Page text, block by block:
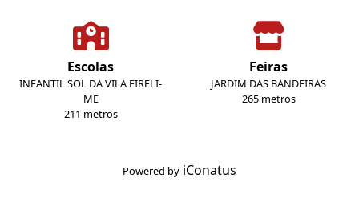
Escolas
INFANTIL SOL DA VILA EIRELI-
ME
211 metros
Feiras
JARDIM DAS BANDEIRAS
265 metros
Powered by iConatus